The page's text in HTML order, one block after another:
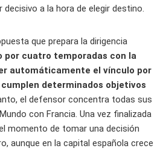
a la hora de elegir destino.
que prepara la dirigencia
por cuatro temporadas con la
automáticamente el vínculo por
determinados objetivos
el defensor concentra todas sus
con Francia. Una vez finalizada
momento de tomar una decisión
aunque en la capital española crece